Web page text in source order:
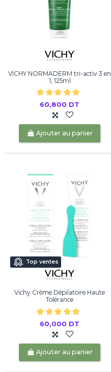
VICHY NORMADERM tri-activ 3 en
1, 125ml
60,800 DT
Ajouter au panier
Top ventes
Vichy Crème Dépilatoire Haute
Tolérance
60,000 DT
Ajouter au panier